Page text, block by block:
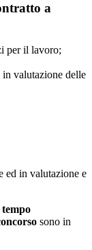
a
per il lavoro;
in valutazione delle
ed in valutazione e
sono in